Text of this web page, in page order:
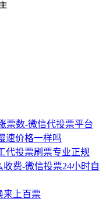
票数-微信代投票平台
速价格一样吗
代投票刷票专业正规
费-微信投票24小时自
来上百票